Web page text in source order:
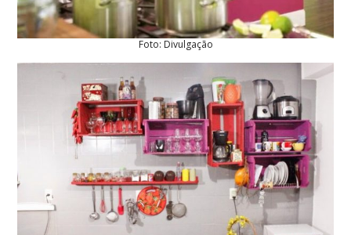
Foto: Divulgação